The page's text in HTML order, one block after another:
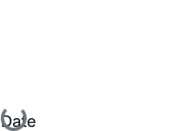
Date